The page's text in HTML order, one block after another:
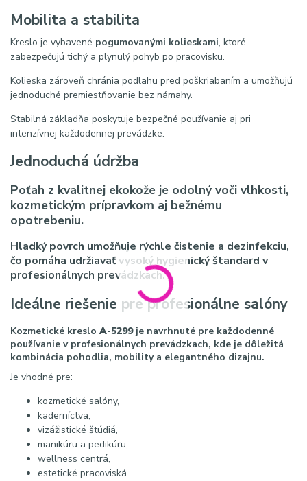
Mobilita a stabilita
Kreslo je vybavené pogumovanými kolieskami, ktoré
zabezpečujú tichý a plynulý pohyb po pracovisku.
Kolieska zároveň chránia podlahu pred poškriabaním a umožňujú
jednoduché premiestňovanie bez námahy.
Stabilná základňa poskytuje bezpečné používanie aj pri
intenzívnej každodennej prevádzke.
Jednoduchá údržba
Poťah z kvalitnej ekokože je odolný voči vlhkosti,
kozmetickým prípravkom aj bežnému
opotrebeniu.
Hladký povrch umožňuje rýchle čistenie a dezinfekciu,
čo pomáha udržiavať vysoký hygienický štandard v
profesionálnych prevádzkach.
Ideálne riešenie pre profesionálne salóny
Kozmetické kreslo A-5299je navrhnuté pre každodenné
používanie v profesionálnych prevádzkach, kde je dôležitá
kombinácia pohodlia, mobility a elegantného dizajnu.
Je vhodné pre:
kozmetické salóny,
kaderníctva,
vizážistické štúdiá,
manikúru a pedikúru,
wellness centrá,
estetické pracoviská.